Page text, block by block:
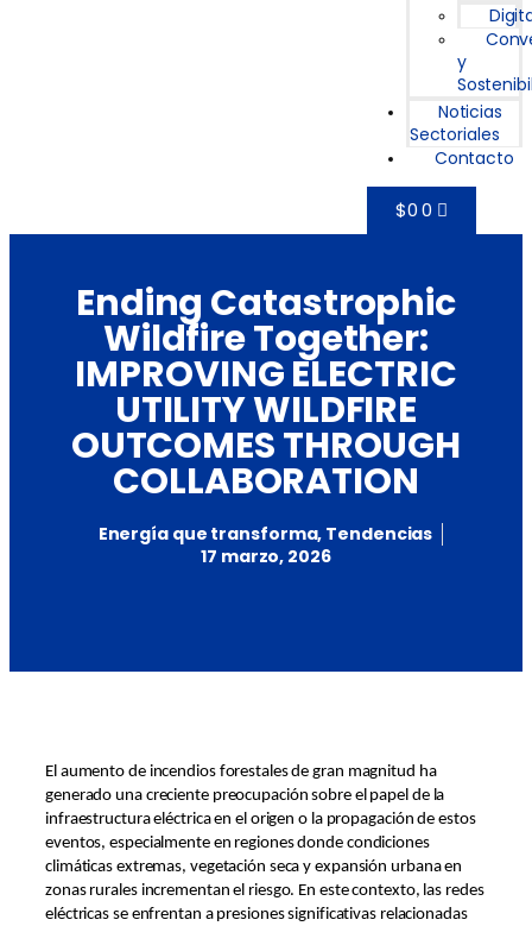
y
Noticias
Sectoriales
Contacto
$0 0
Ending Catastrophic
Wildfire Together:
IMPROVING ELECTRIC
UTILITY WILDFIRE
OUTCOMES THROUGH
COLLABORATION
Energía que transforma, Tendencias
17 marzo, 2026
El aumento de incendios forestales de gran magnitud ha
generado una creciente preocupación sobre el papel de la
infraestructura eléctrica en el origen o la propagación de estos
eventos, especialmente en regiones donde condiciones
climáticas extremas, vegetación seca y expansión urbana en
zonas rurales incrementan el riesgo. En este contexto, las redes
eléctricas se enfrentan a presiones significativas relacionadas